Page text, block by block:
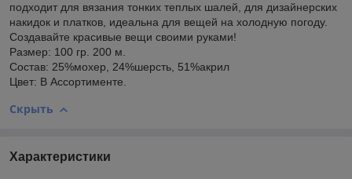
подходит для вязания тонких теплых шалей, для дизайнерских
накидок и платков, идеальна для вещей на холодную погоду.
Создавайте красивые вещи своими руками!
Размер: 100 гр. 200 м.
Состав: 25%мохер, 24%шерсть, 51%акрил
Цвет: В Ассортименте.
Скрыть
Характеристики